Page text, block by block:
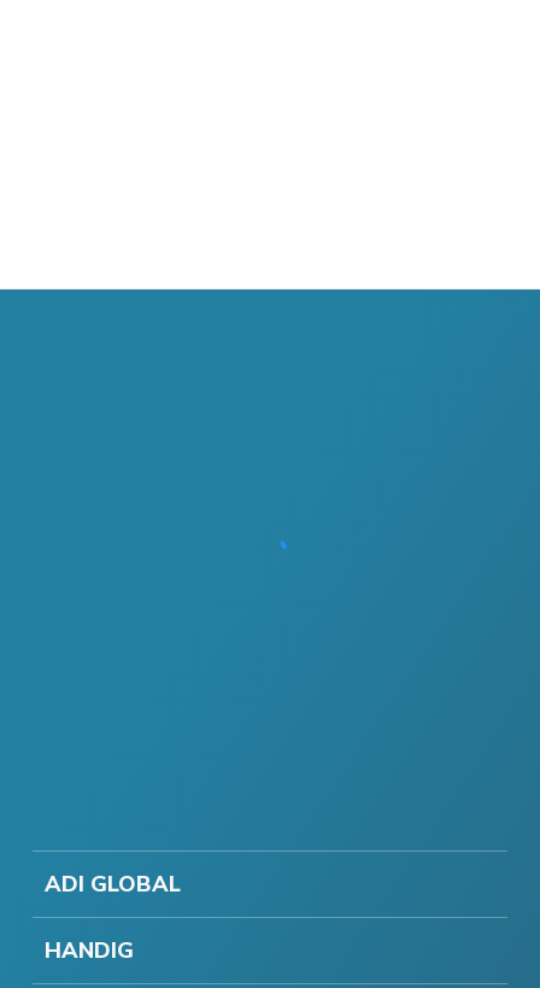
ADI GLOBAL
HANDIG